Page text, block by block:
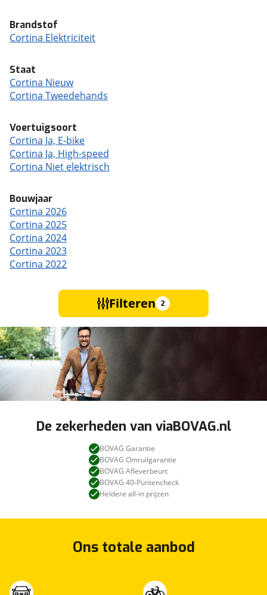
Brandstof
Cortina Elektriciteit
Staat
Cortina Nieuw
Cortina Tweedehands
Voertuigsoort
Cortina Ja, E-bike
Cortina Ja, High-speed
Cortina Niet elektrisch
Bouwjaar
Cortina 2026
Cortina 2025
Cortina 2024
Cortina 2023
Cortina 2022
Filteren 2
De zekerheden van viaBOVAG.nl
BOVAG Garantie
BOVAG Omruilgarantie
BOVAG Afleverbeurt
BOVAG 40-Puntencheck
Heldere all-in prijzen
Ons totale aanbod